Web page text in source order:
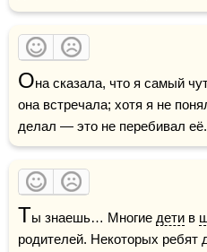
Она сказала, что я самый
она встречала; хотя я не
делал — это не перебивал её.
Ты знаешь… Многие дети в
родителей. Некоторых ребят